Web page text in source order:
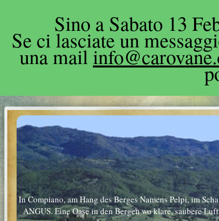
Sino a Sabato 13
Se ci lasciate un
una mail
In Compiano, am Hang des Berges Namens Pelpi, im
ANGUS. Eine Oase in den Bergen wo klare, saubere